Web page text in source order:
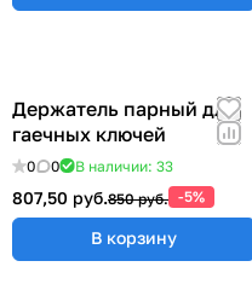
Держатель парный для
гаечных ключей
0 0 В наличии: 33
807,50 руб.850 руб. -5%
В корзину